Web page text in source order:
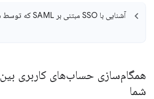
آشنایی با SSO مبتنی بر SAML که توسط شرکا اداره می‌شود
همگام‌سازی حساب‌های کاربری بین Id
شما